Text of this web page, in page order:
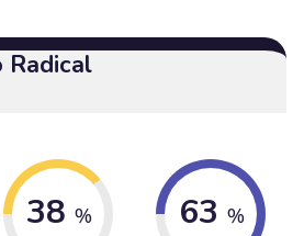
Radical
38 % 63 %